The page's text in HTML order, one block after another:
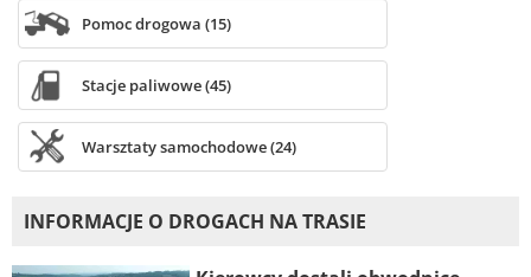
Pomoc drogowa (15)
Stacje paliwowe (45)
Warsztaty samochodowe (24)
INFORMACJE O DROGACH NA TRASIE